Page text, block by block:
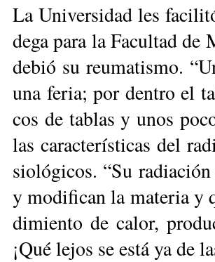
La Uni­ver­si­dad les
de­ga pa­ra la Fa­cul­tad
de­bió su reu­ma­tis­mo.
una fe­ria; por den­tro el
cos de ta­blas y unos
las ca­rac­te­rís­ti­cas del
sio­ló­gi­cos. “Su
y mo­di­fi­can la ma­te­ria y
di­mien­to de ca­lor,
¡Qué le­jos se es­tá ya de